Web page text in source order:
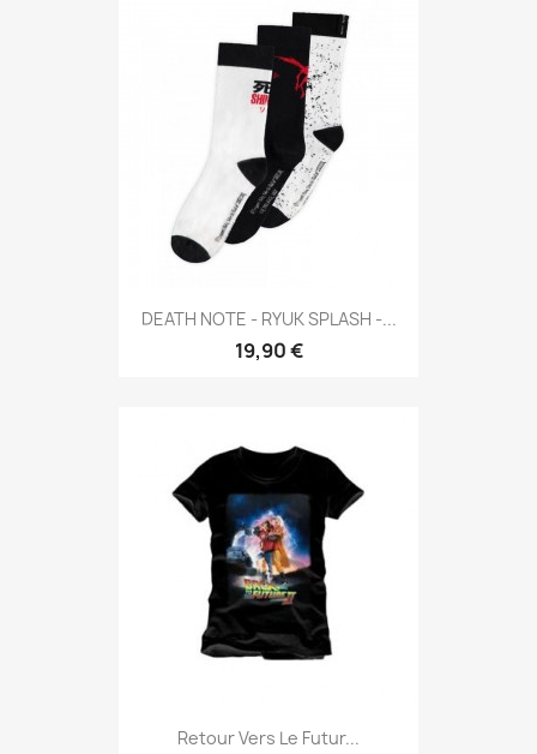
DEATH NOTE - RYUK SPLASH -...
19,90 €
Retour Vers Le Futur...